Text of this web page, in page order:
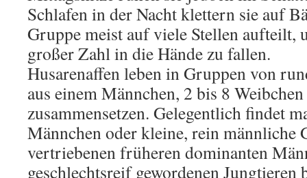
Schlafen in der Nacht klettern sie auf
Gruppe meist auf viele Stellen aufteilt,
großer Zahl in die Hände zu fallen.
Husarenaffen leben in Gruppen von
aus einem Männchen, 2 bis 8
zusammensetzen. Gelegentlich findet
Männchen oder kleine, rein männliche
vertriebenen früheren dominanten
geschlechtsreif gewordenen Jungtieren